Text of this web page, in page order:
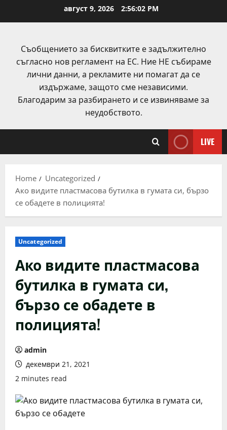
август 9, 2026 2:56:02 PM
Съобщението за бисквитките е задължително
съгласно нов регламент на ЕС. Ние НЕ събираме
лични данни, а рекламите ни помагат да се
издържаме, защото сме независими.
Благодарим за разбирането и се извиняваме за
неудобството.
LIVE
Home
Uncategorized
Ако видите пластмасова бутилка в гумата си, бързо
се обадете в полицията!
Uncategorized
Ако видите пластмасова
бутилка в гумата си,
бързо се обадете в
полицията!
admin
декември 21, 2021
2 minutes read